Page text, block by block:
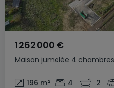
Maison jumelée 4 chambres
1 262 000 €
196 m² 4 2